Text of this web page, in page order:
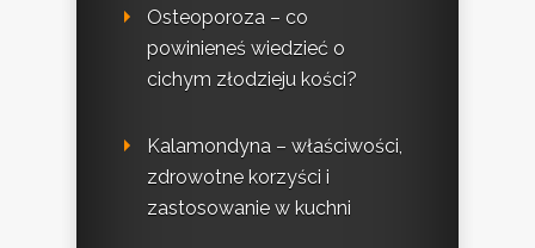
Osteoporoza – co
powinieneś wiedzieć o
cichym złodzieju kości?
Kalamondyna – właściwości,
zdrowotne korzyści i
zastosowanie w kuchni